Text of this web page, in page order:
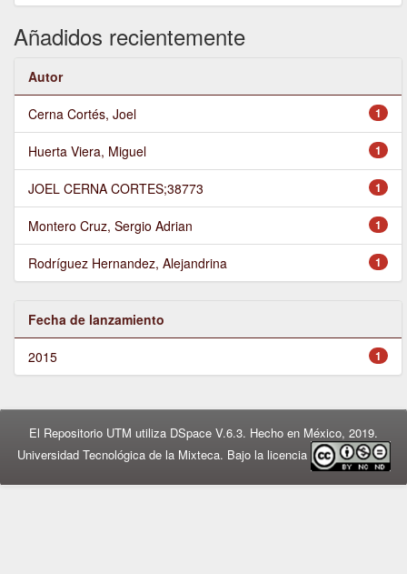
Añadidos recientemente
Autor
1
Cerna Cortés, Joel
1
Huerta Viera, Miguel
1
JOEL CERNA CORTES;38773
1
Montero Cruz, Sergio Adrian
1
Rodríguez Hernandez, Alejandrina
Fecha de lanzamiento
1
2015
El Repositorio UTM utiliza DSpace V.6.3. Hecho en México, 2019.
Universidad Tecnológica de la Mixteca. Bajo la licencia